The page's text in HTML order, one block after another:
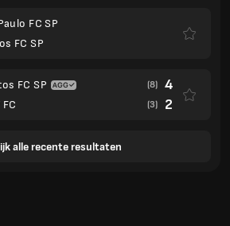
FC SP
FC SP
FC SP
FC
(8) 4
(3) 2
alle recente resultaten